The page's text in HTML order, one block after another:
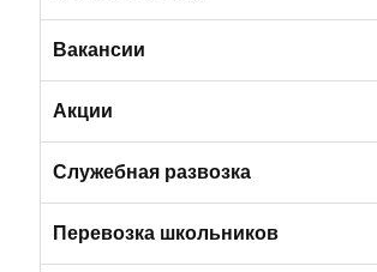
Минивэны (от 6 до 7 мест)
Легковые а/м (от 3 до 4 мест)
Вакансии
Вакансии в Санкт-Петербурге
Вакансии в Москве
Акции
Служебная развозка
Автобусами и микроавтобусами
Перевозка школьников